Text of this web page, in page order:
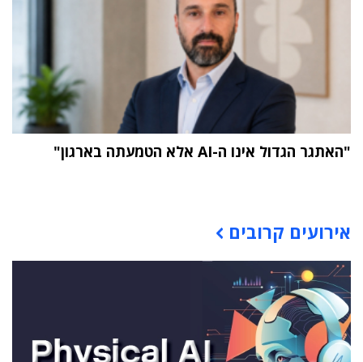
"האתגר הגדול אינו ה-AI אלא הטמעתה בארגון"
אירועים קרובים